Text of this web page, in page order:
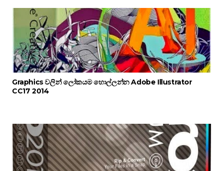
Graphics වලින් ලෝකයම හොල්ලන්න Adobe Illustrator
CC17 2014